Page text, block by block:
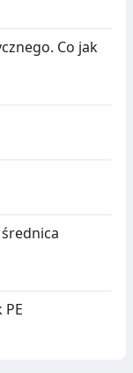
Co jak
średnica